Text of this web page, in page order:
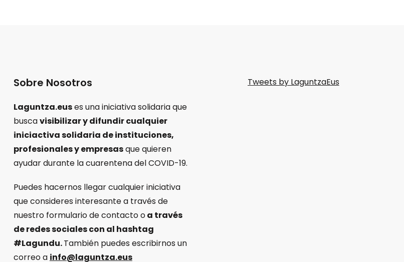
Sobre Nosotros
Laguntza.euses una iniciativa solidaria que
buscavisibilizar y difundir cualquier
iniciactiva solidaria de instituciones,
profesionales y empresasque quieren
ayudar durante la cuarentena del COVID-19.
Puedes hacernos llegar cualquier iniciativa
que consideres interesante a través de
nuestro formulario de contacto oa través
de redes sociales con al hashtag
#Lagundu.También puedes escribirnos un
correo a info@laguntza.eus
Tweets by LaguntzaEus